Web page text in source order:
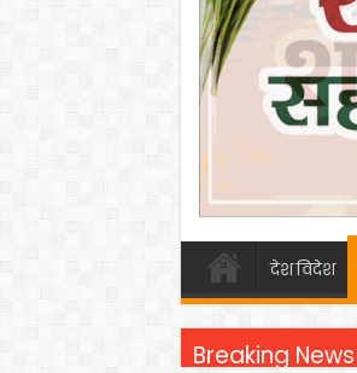
देश विदेश
Breaking News